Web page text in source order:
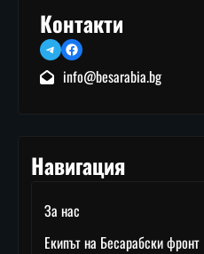
Контакти
TelegramFacebook
info@besarabia.bg
Навигация
За нас
Екипът на Бесарабски фронт